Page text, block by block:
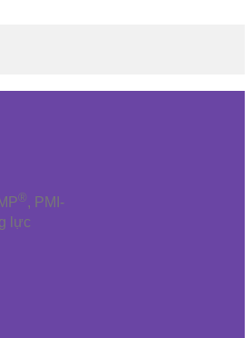
®, PMI-
lực